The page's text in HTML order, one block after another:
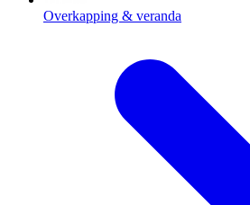
Overkapping & veranda